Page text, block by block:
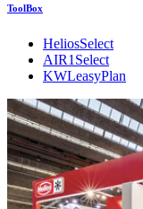
ToolBox
HeliosSelect
AIR1Select
KWLeasyPlan